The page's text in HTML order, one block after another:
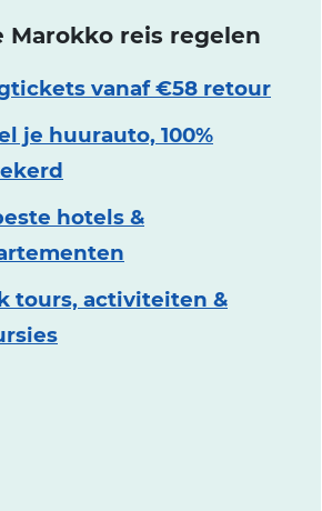
Marokko reis regelen
vanaf €58 retour
je huurauto, 100%
hotels &
tours, activiteiten &